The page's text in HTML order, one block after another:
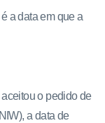
a data em que a
o pedido de
a data de